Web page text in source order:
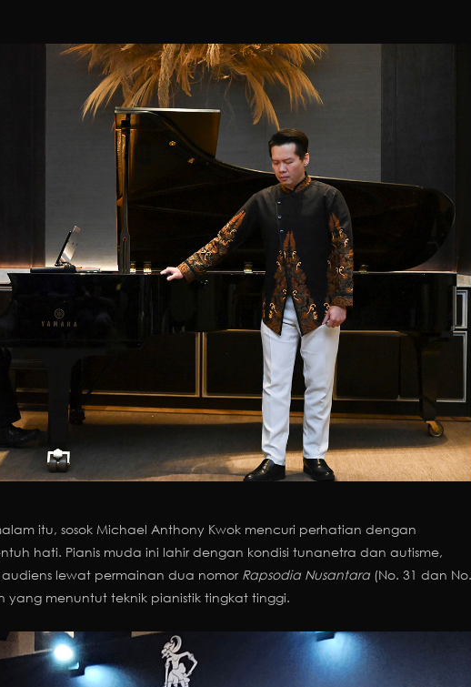
itu, sosok Michael Anthony Kwok mencuri perhatian dengan
hati. Pianis muda ini lahir dengan kondisi tunanetra dan autisme,
lewat permainan dua nomor Rapsodia Nusantara (No. 31 dan No.
yang menuntut teknik pianistik tingkat tinggi.